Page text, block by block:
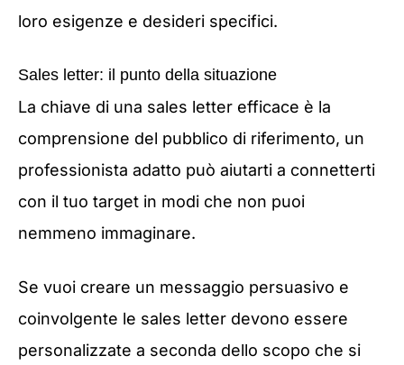
loro esigenze e desideri specifici.
Sales letter: il punto della situazione
La chiave di una sales letter efficace è la
comprensione del pubblico di riferimento, un
professionista adatto può aiutarti a connetterti
con il tuo target in modi che non puoi
nemmeno immaginare.
Se vuoi creare un messaggio persuasivo e
coinvolgente le sales letter devono essere
personalizzate a seconda dello scopo che si